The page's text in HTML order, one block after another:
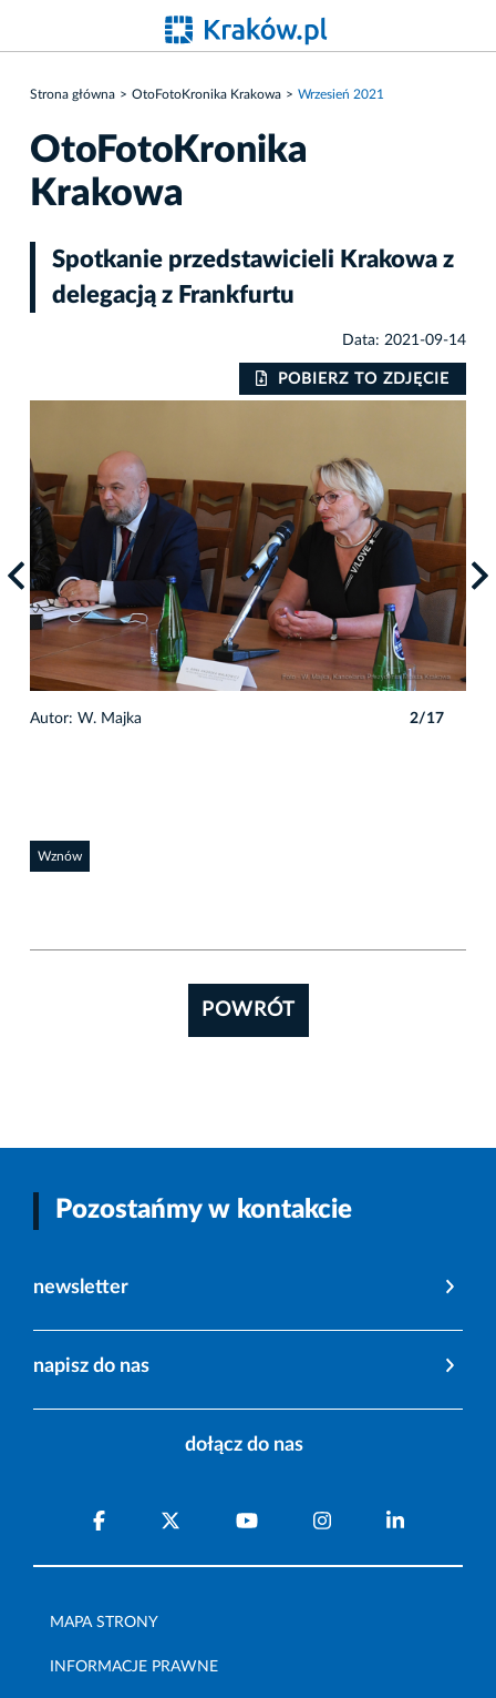
Strona główna OtoFotoKronika Krakowa Wrzesień 2021
OtoFotoKronika
Krakowa
Spotkanie przedstawicieli Krakowa z
delegacją z Frankfurtu
Data: 2021-09-14
POBIERZ TO ZDJĘCIE
Autor: W. Majka 2/17
Wznów
POWRÓT
Pozostańmy w kontakcie
newsletter
napisz do nas
dołącz do nas
MAPA STRONY
INFORMACJE PRAWNE